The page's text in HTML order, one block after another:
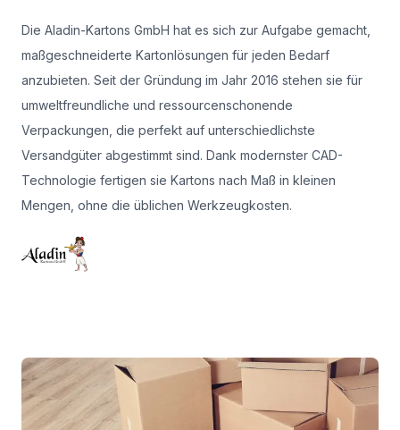
Die Aladin-Kartons GmbH hat es sich zur Aufgabe gemacht,
maßgeschneiderte Kartonlösungen für jeden Bedarf
anzubieten. Seit der Gründung im Jahr 2016 stehen sie für
umweltfreundliche und ressourcenschonende
Verpackungen, die perfekt auf unterschiedlichste
Versandgüter abgestimmt sind. Dank modernster CAD-
Technologie fertigen sie Kartons nach Maß in kleinen
Mengen, ohne die üblichen Werkzeugkosten.